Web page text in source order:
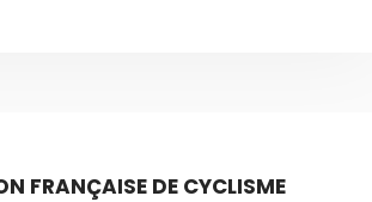
FRANÇAISE DE CYCLISME